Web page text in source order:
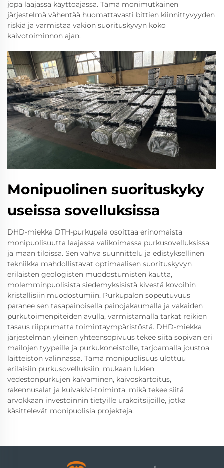
jopa laajassa käyttöajassa. Tämä monimutkainen
järjestelmä vähentää huomattavasti bittien kiinnittyvyyden
riskiä ja varmistaa vakion suorituskyvyn koko
kaivotoiminnon ajan.
Monipuolinen suorituskyky
useissa sovelluksissa
DHD-miekka DTH-purkupala osoittaa erinomaista
monipuolisuutta laajassa valikoimassa purkusovelluksissa
ja maan tiloissa. Sen vahva suunnittelu ja edistyksellinen
tekniikka mahdollistavat optimaalisen suorituskyvyn
erilaisten geologisten muodostumisten kautta,
molemminpuolisista siedemyksisistä kivestä kovoihin
kristallisiin muodostumiin. Purkupalon sopeutuvuus
paranee sen tasapainoisella painojakaumalla ja vakaiden
purkutoimenpiteiden avulla, varmistamalla tarkat reikien
tasaus riippumatta toimintaympäristöstä. DHD-miekka
järjestelmän yleinen yhteensopivuus tekee siitä sopivan eri
mailojen tyypeille ja purkukoneistolle, tarjoamalla joustoa
laitteiston valinnassa. Tämä monipuolisuus ulottuu
erilaisiin purkusovelluksiin, mukaan lukien
vedestonpurkujen kaivaminen, kaivoskartoitus,
rakennusalat ja kuivakivi-toiminta, mikä tekee siitä
arvokkaan investoinnin tietyille urakoitsijoille, jotka
käsittelevät monipuolisia projekteja.